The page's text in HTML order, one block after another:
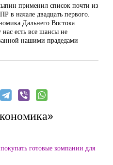
применил список почти из
в начале двадцать первого.
Дальнего Востока
нас есть все шансы не
нашими прадедами
готовые компании для